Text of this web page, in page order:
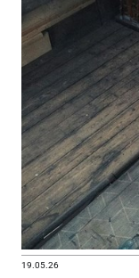
19.05.26